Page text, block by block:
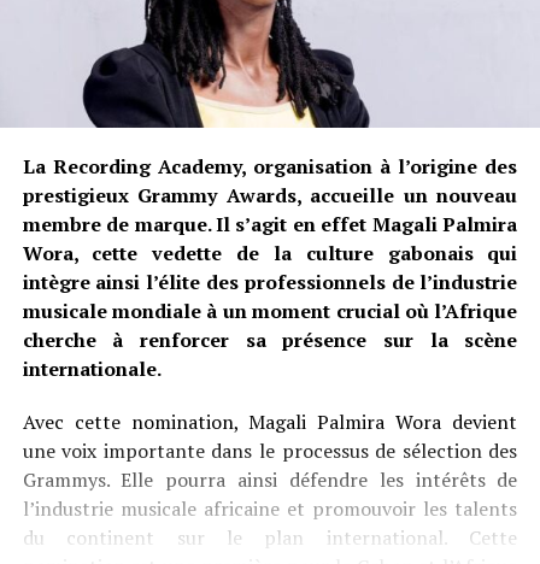
La Recording Academy, organisation à l’origine des
prestigieux Grammy Awards, accueille un nouveau
membre de marque. Il s’agit en effet Magali Palmira
Wora, cette vedette de la culture gabonais qui
intègre ainsi l’élite des professionnels de l’industrie
musicale mondiale à un moment crucial où l’Afrique
cherche à renforcer sa présence sur la scène
internationale.
Avec cette nomination, Magali Palmira Wora devient
une voix importante dans le processus de sélection des
Grammys. Elle pourra ainsi défendre les intérêts de
l’industrie musicale africaine et promouvoir les talents
du continent sur le plan international. Cette